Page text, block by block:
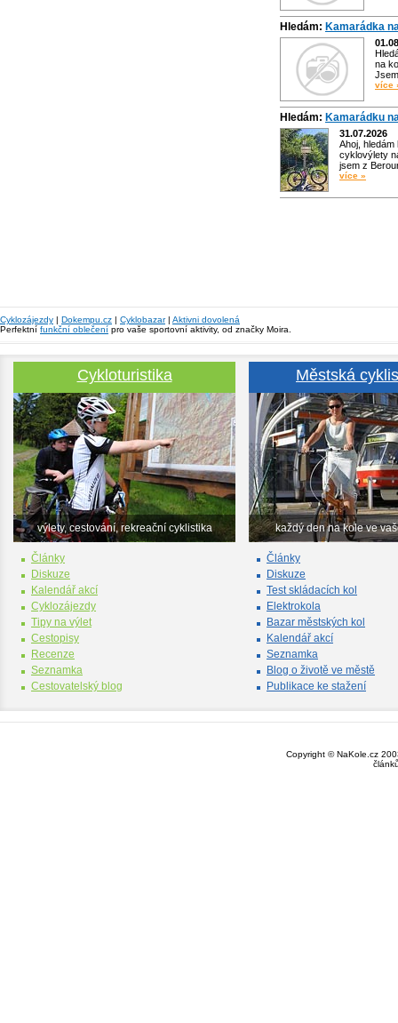
Hledám: Kamarádka
na
více
Hledám: Kamarádku
31.07.2026
Ahoj,
cyklovýlety
jsem z
více »
Cyklozájezdy | Dokempu.cz | Cyklobazar| Aktivni dovolená
Perfektní funkční oblečení pro vaše sportovní aktivity, od značky Moira.
Cykloturistika
výlety, cestování, rekreační cyklistika
Články
Diskuze
Kalendář akcí
Cyklozájezdy
Tipy na výlet
Cestopisy
Recenze
Seznamka
Cestovatelský blog
Městská
každý den na kole ve
Články
Diskuze
Test skládacích kol
Elektrokola
Bazar městských kol
Kalendář akcí
Seznamka
Blog o životě ve městě
Publikace ke stažení
Copyright © NaKole.cz